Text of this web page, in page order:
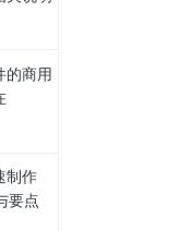
的商用
制作
要点